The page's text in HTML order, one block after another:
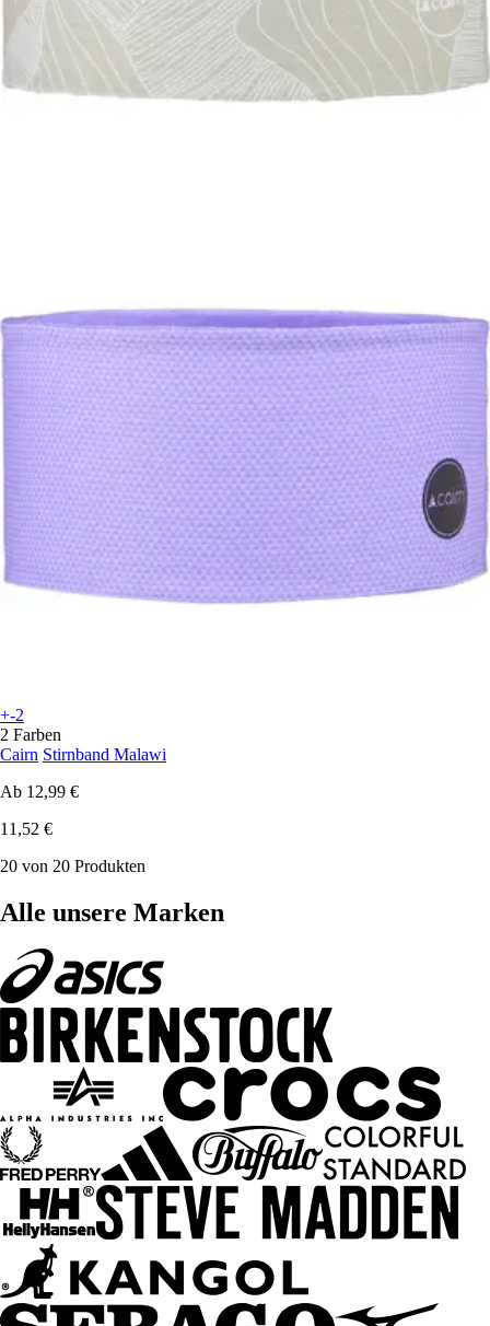
+-2
2 Farben
Cairn Stirnband Malawi
Ab 12,99 €
11,52 €
20 von 20 Produkten
Alle unsere Marken